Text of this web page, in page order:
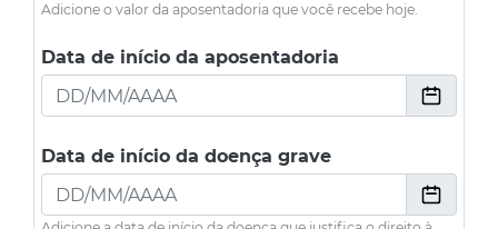
Adicione o valor da aposentadoria que você recebe hoje.
Data de início da aposentadoria
Data de início da doença grave